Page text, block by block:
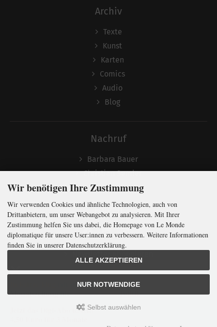
mit der weltweitgrößten
MonatszeitungfürinternationalePolitik
Jetzt das Digi-Abo testen:
Archiv
Texte
Kunst
Karten
Comics
Audio
Blog
Nachruf
Barbara Bauer
Christian Semler
Folgen
LMd © 2026 | Template © 2009-2026 bymodified eCommerce Shopsoftware
Wir benötigen Ihre Zustimmung
Wir verwenden Cookies und ähnliche Technologien, auch von
Drittanbietern, um unser Webangebot zu analysieren. Mit Ihrer
Zustimmung helfen Sie uns dabei, die Homepage von Le Monde
diplomatique für unsere User:innen zu verbessern. Weitere Informationen
finden Sie in unserer Datenschutzerklärung.
ALLE AKZEPTIEREN
NUR NOTWENDIGE
Selbst auswählen